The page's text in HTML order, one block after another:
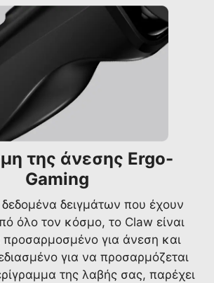
της άνεσης Ergo-
Gaming
δεδομένα δειγμάτων που έχουν
όλο τον κόσμο, το Claw είναι
προσαρμοσμένο για άνεση και
για να προσαρμόζεται
της λαβής σας, παρέχει